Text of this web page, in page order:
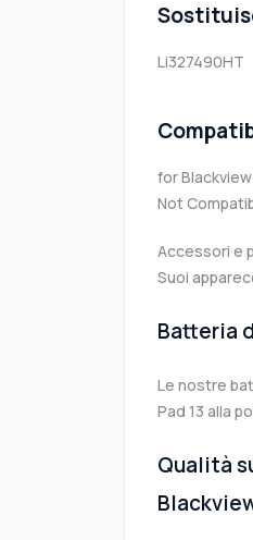
Li327490HT
for
Not
Accessori e
Suoi
Batteria
Le nostre
Pad 13 alla
Qualità